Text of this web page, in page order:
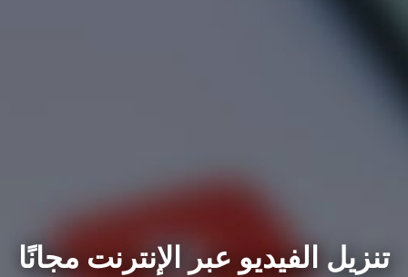
تنزيل الفيديو عبر الإنترنت مجانًا